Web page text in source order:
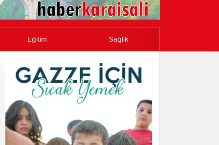
Eğitim Sağlık